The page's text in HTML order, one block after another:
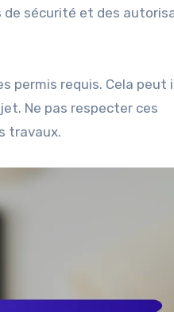
de sécurité et des
permis requis. Cela peut
Ne pas respecter ces
travaux.